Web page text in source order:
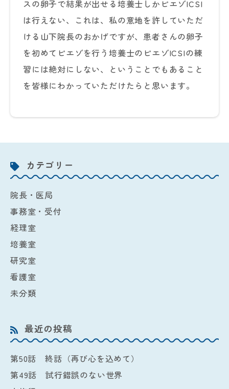
スの卵子で結果が出せる培養士しかピエゾICSI
は行えない、これは、私の意地を許していただ
ける山下院長のおかげですが、患者さんの卵子
を初めてピエゾを行う培養士のピエゾICSIの練
習には絶対にしない、ということでもあること
を皆様にわかっていただけたらと思います。
カテゴリー
院長・医局
事務室・受付
経理室
培養室
研究室
看護室
未分類
最近の投稿
第50話 終話（再び心を込めて）
第49話 試行錯誤のない世界